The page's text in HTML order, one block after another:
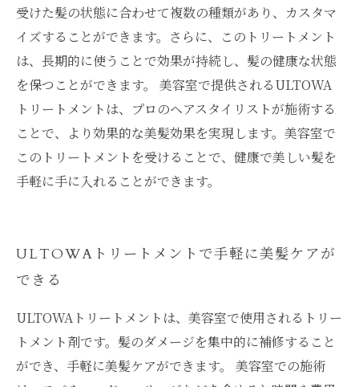
受けた髪の状態に合わせて複数の種類があり、カスタマ
イズすることができます。さらに、このトリートメント
は、長期的に使うことで効果が持続し、髪の健康な状態
を保つことができます。 美容室で提供されるULTOWA
トリートメントは、プロのヘアスタイリストが施術する
ことで、より効果的な美髪効果を実現します。美容室で
このトリートメントを受けることで、健康で美しい髪を
手軽に手に入れることができます。
ULTOWAトリートメントで手軽に美髪ケアが
できる
ULTOWAトリートメントは、美容室で使用されるトリー
トメント剤です。髪のダメージを集中的に補修すること
ができ、手軽に美髪ケアができます。 美容室での施術